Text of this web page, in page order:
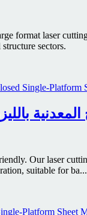
format laser
sectors.
Our laser
suitable for ba...